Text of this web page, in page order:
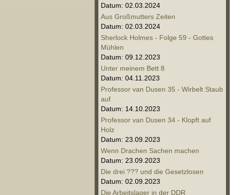
Datum: 02.03.2024
Aus Großmutters Zeiten
Datum: 02.03.2024
Sherlock Holmes - Folge 59 - Gottes
Mühlen
Datum: 09.12.2023
Unter meinem Bett 8
Datum: 04.11.2023
Professor van Dusen 35 - Wirbelt Staub
auf
Datum: 14.10.2023
Professor van Dusen 34 - Klopft auf
Holz
Datum: 23.09.2023
Wenn Drachen Sachen machen
Datum: 23.09.2023
Die drei ??? und die Gesetzlosen
Datum: 02.09.2023
Die Arbeitslager in der DDR